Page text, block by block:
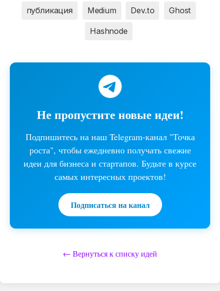
публикация Medium Dev.to Ghost
Hashnode
Не пропустите новые идеи!
Подпишитесь на наш Telegram-канал "Точка
роста", чтобы ежедневно получать свежие
идеи для бизнеса и стартапов. Будьте в курсе
самых интересных проектов!
Подписаться на канал
← Вернуться к списку идей